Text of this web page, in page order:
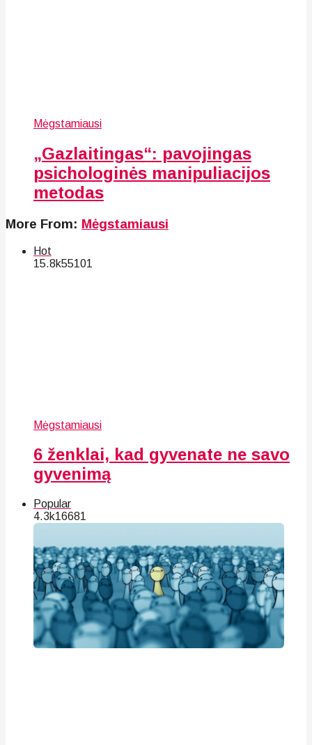
Mėgstamiausi
„Gazlaitingas“: pavojingas
psichologinės manipuliacijos
metodas
More From: Mėgstamiausi
Hot
15.8k55101
Mėgstamiausi
6 ženklai, kad gyvenate ne savo
gyvenimą
Popular
4.3k16681